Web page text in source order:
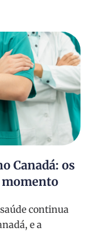
Canadá: os
continua
e a